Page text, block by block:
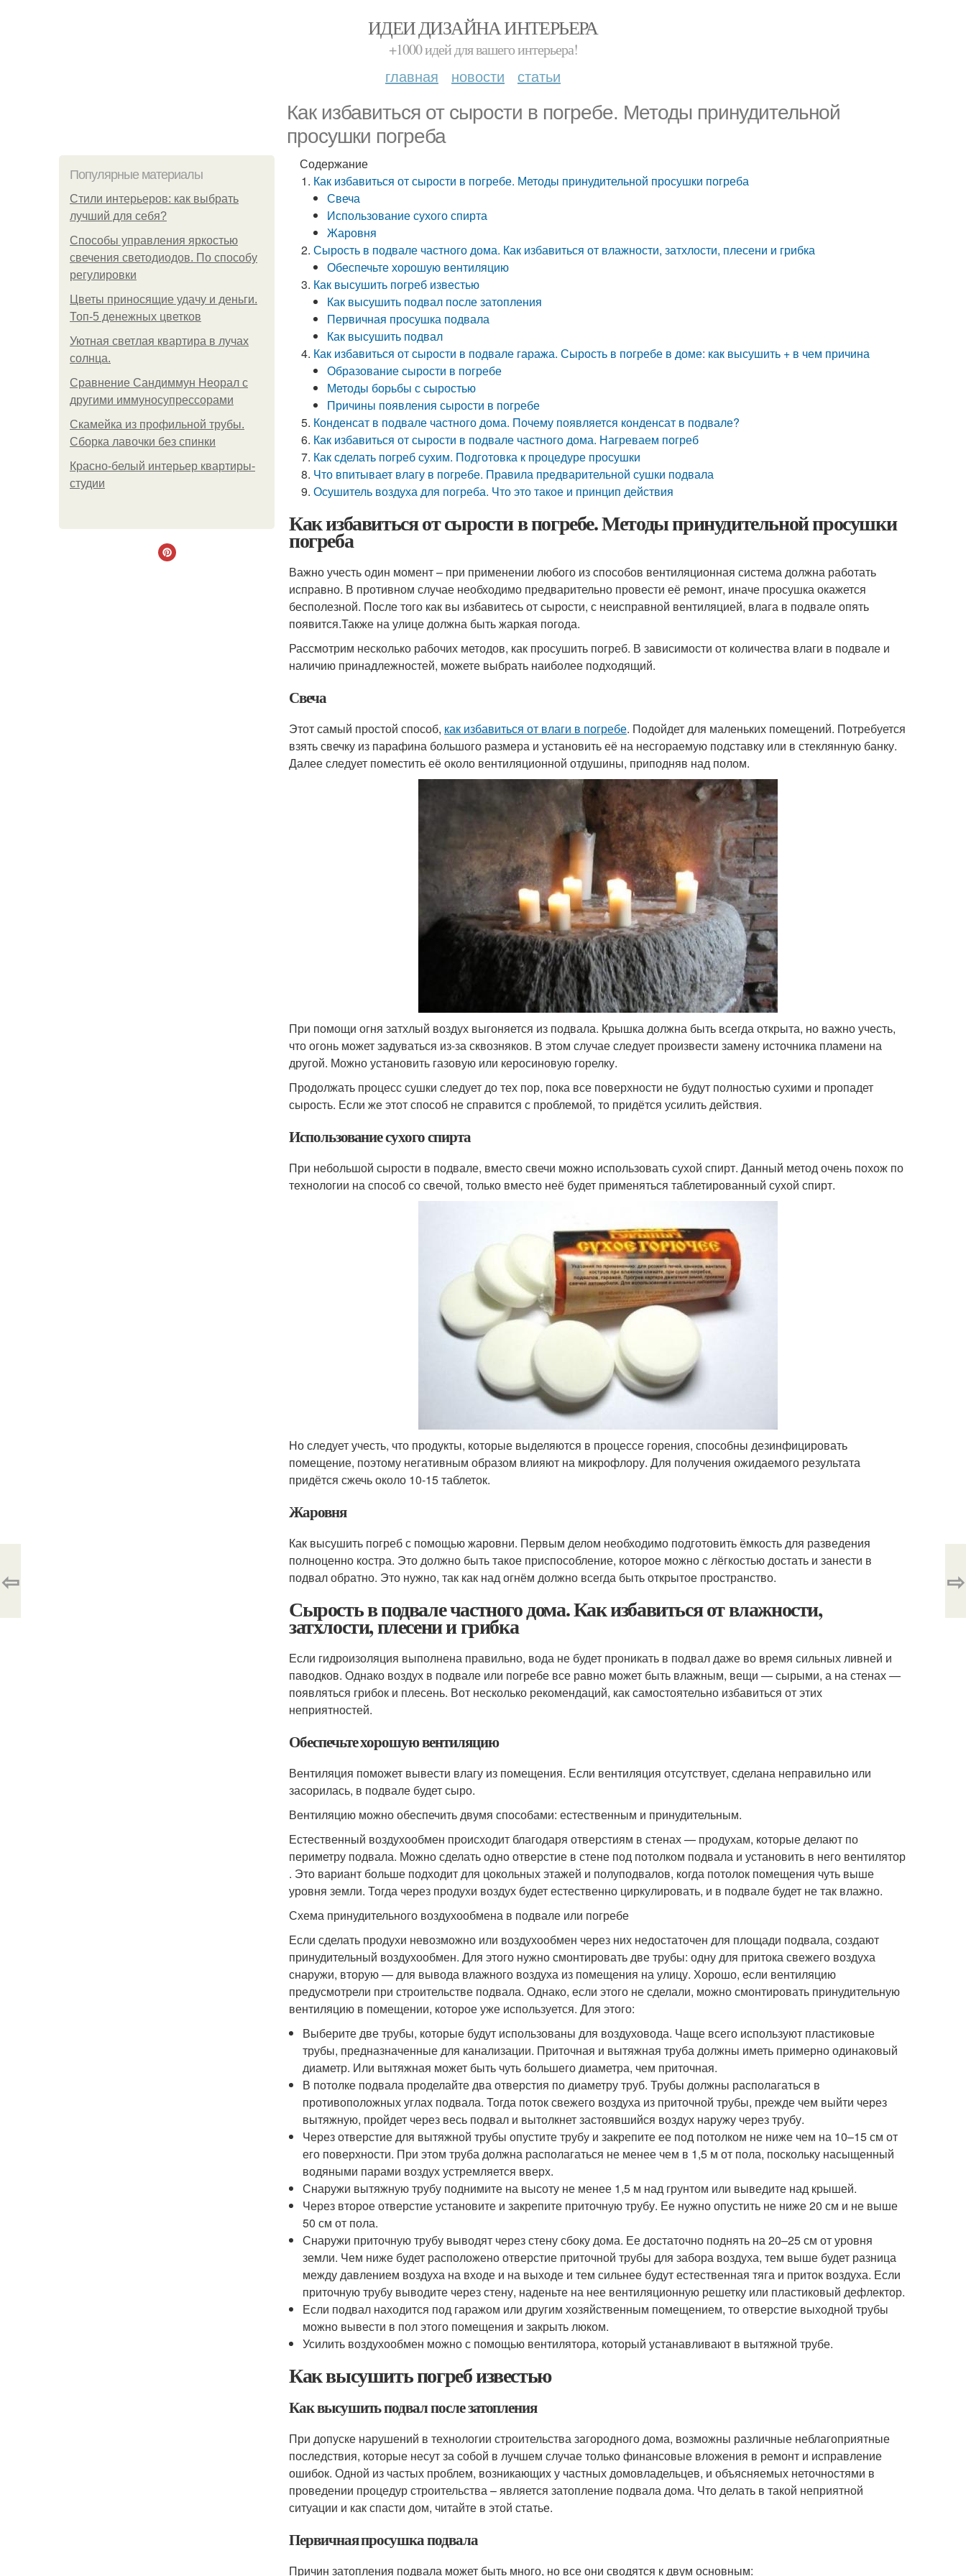
ИДЕИ ДИЗАЙНА ИНТЕРЬЕРА
+1000 идей для вашего интерьера!
главная новости статьи
Как избавиться от сырости в погребе. Методы принудительной
просушки погреба
Популярные материалы
Стили интерьеров: как выбрать
лучший для себя?
Способы управления яркостью
свечения светодиодов. По способу
регулировки
Цветы приносящие удачу и деньги.
Топ-5 денежных цветков
Уютная светлая квартира в лучах
солнца.
Сравнение Сандиммун Неорал с
другими иммуносупрессорами
Скамейка из профильной трубы.
Сборка лавочки без спинки
Красно-белый интерьер квартиры-
студии
Содержание
Как избавиться от сырости в погребе. Методы принудительной просушки погреба
Свеча
Использование сухого спирта
Жаровня
Сырость в подвале частного дома. Как избавиться от влажности, затхлости, плесени и грибка
Обеспечьте хорошую вентиляцию
Как высушить погреб известью
Как высушить подвал после затопления
Первичная просушка подвала
Как высушить подвал
Как избавиться от сырости в подвале гаража. Сырость в погребе в доме: как высушить + в чем причина
Образование сырости в погребе
Методы борьбы с сыростью
Причины появления сырости в погребе
Конденсат в подвале частного дома. Почему появляется конденсат в подвале?
Как избавиться от сырости в подвале частного дома. Нагреваем погреб
Как сделать погреб сухим. Подготовка к процедуре просушки
Что впитывает влагу в погребе. Правила предварительной сушки подвала
Осушитель воздуха для погреба. Что это такое и принцип действия
Как избавиться от сырости в погребе. Методы принудительной просушки
погреба
Важно учесть один момент – при применении любого из способов вентиляционная система должна работать
исправно. В противном случае необходимо предварительно провести её ремонт, иначе просушка окажется
бесполезной. После того как вы избавитесь от сырости, с неисправной вентиляцией, влага в подвале опять
появится.Также на улице должна быть жаркая погода.
Рассмотрим несколько рабочих методов, как просушить погреб. В зависимости от количества влаги в подвале и
наличию принадлежностей, можете выбрать наиболее подходящий.
Свеча
Этот самый простой способ, как избавиться от влаги в погребе. Подойдет для маленьких помещений. Потребуется
взять свечку из парафина большого размера и установить её на несгораемую подставку или в стеклянную банку.
Далее следует поместить её около вентиляционной отдушины, приподняв над полом.
При помощи огня затхлый воздух выгоняется из подвала. Крышка должна быть всегда открыта, но важно учесть,
что огонь может задуваться из-за сквозняков. В этом случае следует произвести замену источника пламени на
другой. Можно установить газовую или керосиновую горелку.
Продолжать процесс сушки следует до тех пор, пока все поверхности не будут полностью сухими и пропадет
сырость. Если же этот способ не справится с проблемой, то придётся усилить действия.
Использование сухого спирта
При небольшой сырости в подвале, вместо свечи можно использовать сухой спирт. Данный метод очень похож по
технологии на способ со свечой, только вместо неё будет применяться таблетированный сухой спирт.
Но следует учесть, что продукты, которые выделяются в процессе горения, способны дезинфицировать
помещение, поэтому негативным образом влияют на микрофлору. Для получения ожидаемого результата
придётся сжечь около 10-15 таблеток.
Жаровня
Как высушить погреб с помощью жаровни. Первым делом необходимо подготовить ёмкость для разведения
полноценно костра. Это должно быть такое приспособление, которое можно с лёгкостью достать и занести в
подвал обратно. Это нужно, так как над огнём должно всегда быть открытое пространство.
Сырость в подвале частного дома. Как избавиться от влажности,
затхлости, плесени и грибка
Если гидроизоляция выполнена правильно, вода не будет проникать в подвал даже во время сильных ливней и
паводков. Однако воздух в подвале или погребе все равно может быть влажным, вещи — сырыми, а на стенах —
появляться грибок и плесень. Вот несколько рекомендаций, как самостоятельно избавиться от этих
неприятностей.
Обеспечьте хорошую вентиляцию
Вентиляция поможет вывести влагу из помещения. Если вентиляция отсутствует, сделана неправильно или
засорилась, в подвале будет сыро.
Вентиляцию можно обеспечить двумя способами: естественным и принудительным.
Естественный воздухообмен происходит благодаря отверстиям в стенах — продухам, которые делают по
периметру подвала. Можно сделать одно отверстие в стене под потолком подвала и установить в него вентилятор
. Это вариант больше подходит для цокольных этажей и полуподвалов, когда потолок помещения чуть выше
уровня земли. Тогда через продухи воздух будет естественно циркулировать, и в подвале будет не так влажно.
Схема принудительного воздухообмена в подвале или погребе
Если сделать продухи невозможно или воздухообмен через них недостаточен для площади подвала, создают
принудительный воздухообмен. Для этого нужно смонтировать две трубы: одну для притока свежего воздуха
снаружи, вторую — для вывода влажного воздуха из помещения на улицу. Хорошо, если вентиляцию
предусмотрели при строительстве подвала. Однако, если этого не сделали, можно смонтировать принудительную
вентиляцию в помещении, которое уже используется. Для этого:
Выберите две трубы, которые будут использованы для воздуховода. Чаще всего используют пластиковые
трубы, предназначенные для канализации. Приточная и вытяжная труба должны иметь примерно одинаковый
диаметр. Или вытяжная может быть чуть большего диаметра, чем приточная.
В потолке подвала проделайте два отверстия по диаметру труб. Трубы должны располагаться в
противоположных углах подвала. Тогда поток свежего воздуха из приточной трубы, прежде чем выйти через
вытяжную, пройдет через весь подвал и вытолкнет застоявшийся воздух наружу через трубу.
Через отверстие для вытяжной трубы опустите трубу и закрепите ее под потолком не ниже чем на 10–15 см от
его поверхности. При этом труба должна располагаться не менее чем в 1,5 м от пола, поскольку насыщенный
водяными парами воздух устремляется вверх.
Снаружи вытяжную трубу поднимите на высоту не менее 1,5 м над грунтом или выведите над крышей.
Через второе отверстие установите и закрепите приточную трубу. Ее нужно опустить не ниже 20 см и не выше
50 см от пола.
Снаружи приточную трубу выводят через стену сбоку дома. Ее достаточно поднять на 20–25 см от уровня
земли. Чем ниже будет расположено отверстие приточной трубы для забора воздуха, тем выше будет разница
между давлением воздуха на входе и на выходе и тем сильнее будут естественная тяга и приток воздуха. Если
приточную трубу выводите через стену, наденьте на нее вентиляционную решетку или пластиковый дефлектор.
Если подвал находится под гаражом или другим хозяйственным помещением, то отверстие выходной трубы
можно вывести в пол этого помещения и закрыть люком.
Усилить воздухообмен можно с помощью вентилятора, который устанавливают в вытяжной трубе.
Как высушить погреб известью
Как высушить подвал после затопления
При допуске нарушений в технологии строительства загородного дома, возможны различные неблагоприятные
последствия, которые несут за собой в лучшем случае только финансовые вложения в ремонт и исправление
ошибок. Одной из частых проблем, возникающих у частных домовладельцев, и объясняемых неточностями в
проведении процедур строительства – является затопление подвала дома. Что делать в такой неприятной
ситуации и как спасти дом, читайте в этой статье.
Первичная просушка подвала
Причин затопления подвала может быть много, но все они сводятся к двум основным:
⇦ ⇨